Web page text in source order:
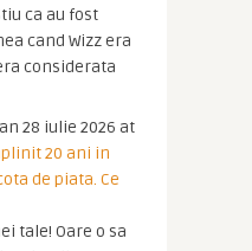
ca au fost
cand Wizz era
considerata
28 iulie 2026 at
20 ani in
de piata. Ce
tale! Oare o sa